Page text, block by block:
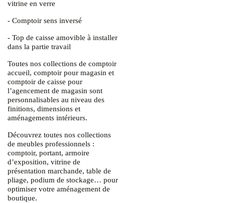
vitrine en verre
- Comptoir sens inversé
- Top de caisse amovible à installer
dans la partie travail
Toutes nos collections de comptoir
accueil, comptoir pour magasin et
comptoir de caisse pour
l’agencement de magasin sont
personnalisables au niveau des
finitions, dimensions et
aménagements intérieurs.
Découvrez toutes nos collections
de meubles professionnels :
comptoir, portant, armoire
d’exposition, vitrine de
présentation marchande, table de
pliage, podium de stockage… pour
optimiser votre aménagement de
boutique.